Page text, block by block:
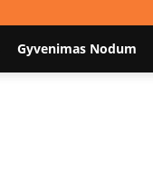
Gyvenimas Nodum